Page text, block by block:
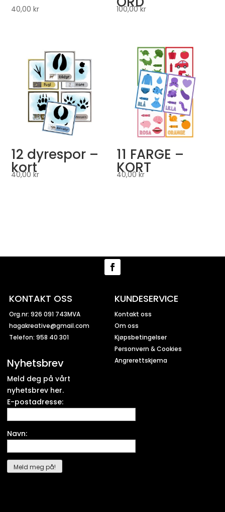
40,00kr 100,00kr
12 dyrespor –
kort
40,00kr
11 FARGE –
KORT
40,00kr
KONTAKT OSS
Org.nr: 926 091 743MVA
hagakreative@gmail.com
Telefon: 958 40 301
Nyhetsbrev
Meld deg på vårt
nyhetsbrev her.
E-postadresse:
Navn:
KUNDESERVICE
Kontakt oss
Om oss
Kjøpsbetingelser
Personvern & Cookies
Angrerettskjema